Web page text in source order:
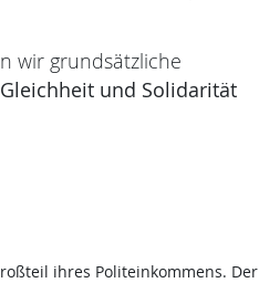
wir grundsätzliche
Gleichheit und Solidarität
ihres Politeinkommens. Der